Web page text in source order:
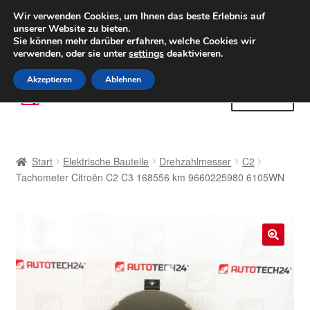
LIEFERUNG ab 6 EUR
Weltweiter Versand
(800) 500 564Mo-Fr 9-16 Uhr
Zur
Navigation
Zum
Inhalt
AGB
Datenschutz-Bestimmungen
Start Elektrische Bauteile Drehzahlmesser
C2
Tachometer Citroën C2 C3 168556 km 9660225980 6105WN
Wir verwenden Cookies, um Ihnen das beste Erlebnis auf
unserer Website zu bieten.
Sie können mehr darüber erfahren, welche Cookies wir
verwenden, oder sie untersettings deaktivieren.
Akzeptieren Ablehnen